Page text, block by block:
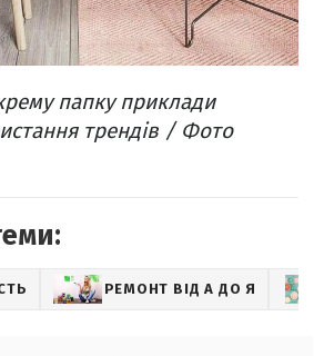
папку приклади
трендів / Фото
РЕМОНТ ВІД А ДО Я